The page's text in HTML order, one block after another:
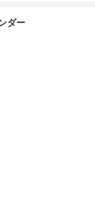
ダー